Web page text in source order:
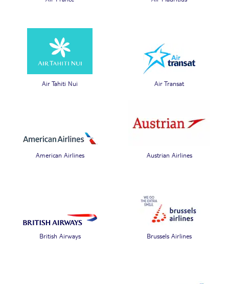
Air Tahiti Nui Air Transat
American Airlines Austrian Airlines
British Airways Brussels Airlines